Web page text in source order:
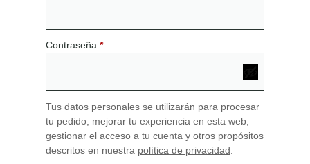
Contraseña *
Tus datos personales se utilizarán para procesar
tu pedido, mejorar tu experiencia en esta web,
gestionar el acceso a tu cuenta y otros propósitos
descritos en nuestra política de privacidad.